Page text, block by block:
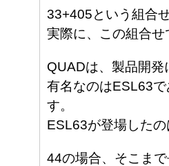
33+405という組合
実際に、この組合
QUADは、製品開
有名なのはESL63
す。
ESL63が登場した
44の場合、そこま